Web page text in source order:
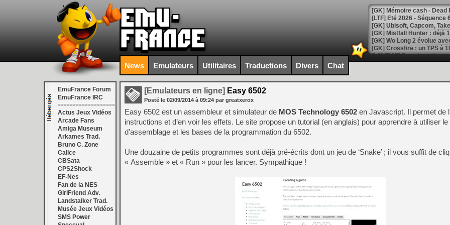
[LTF] Eté 2026 - Séquence
[GK] Mistfall Hunter : déjà
[GK] Wo Long 2 évolue
[GK] Crossfire : un TPS à
[LS] [PS5] Premiers
[Mo5] DOOM arrive en
[GK] Bethesda fête les 30
[GK] Roblox : l'action en
[GK] Agenda - GeForce
[LS] [PS5] ps5-y2jb-
[GK] Pourquoi Marvel
[GK] Test : Restory : Chill
[GK] GTA 6 : Rockstar
[GK] Hot Wheels Infinite
[GK] Mémoire cash -
News Emulateurs Utilitaires Traductions Divers Chat
EmuFrance Forum
EmuFrance IRC
===================
Actus Jeux Vidéos
Arcade Fans
Amiga Museum
Arkames Trad.
Bruno C. Zone
Calice
CBSata
CPS2Shock
EF-Nes
Fan de la NES
GirlFriend Adv.
Landstalker Trad.
Musée Jeux Vidéos
SMS Power
[Emulateurs en ligne] Easy 6502
Posté le 02/09/2014 à 09:24 par greatxerox
Easy 6502 est un assembleur et simulateur de MOS Technology 6502 en Javascript. Il permet de
instructions et d’en voir les effets. Le site propose un tutorial (en anglais) pour apprendre à utiliser le
d’assemblage et les bases de la programmation du 6502.
Une douzaine de petits programmes sont déjà pré-écrits dont un jeu de ‘Snake’ ; il vous suffit de
« Assemble » et « Run » pour les lancer. Sympathique !